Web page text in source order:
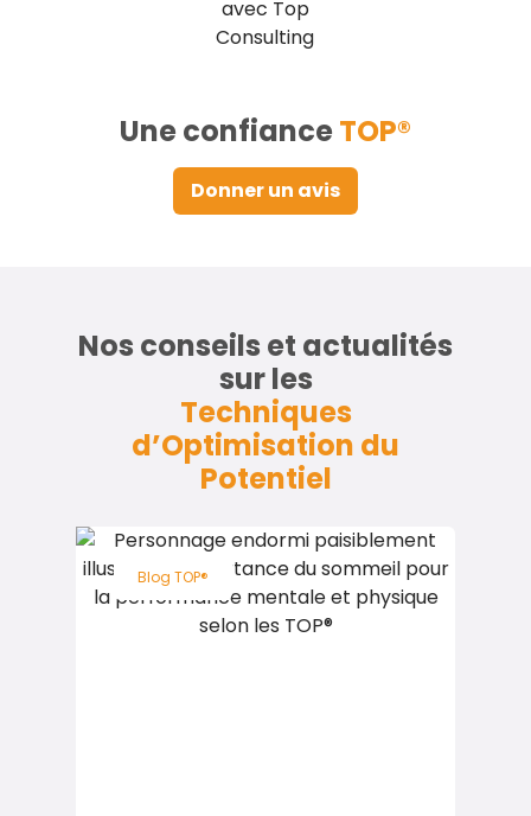
Une confianceTOP®
Donner un avis
Nos conseils et actualités
sur les
Techniques
d’Optimisation du
Potentiel
Blog TOP®